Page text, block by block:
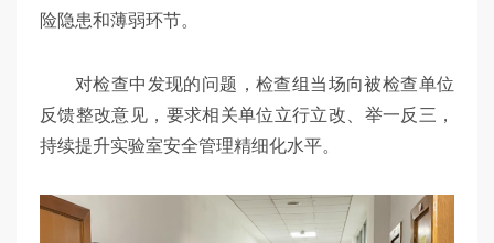
险隐患和薄弱环节。
对检查中发现的问题，检查组当场向被检查单位
反馈整改意见，要求相关单位立行立改、举一反三，
持续提升实验室安全管理精细化水平。